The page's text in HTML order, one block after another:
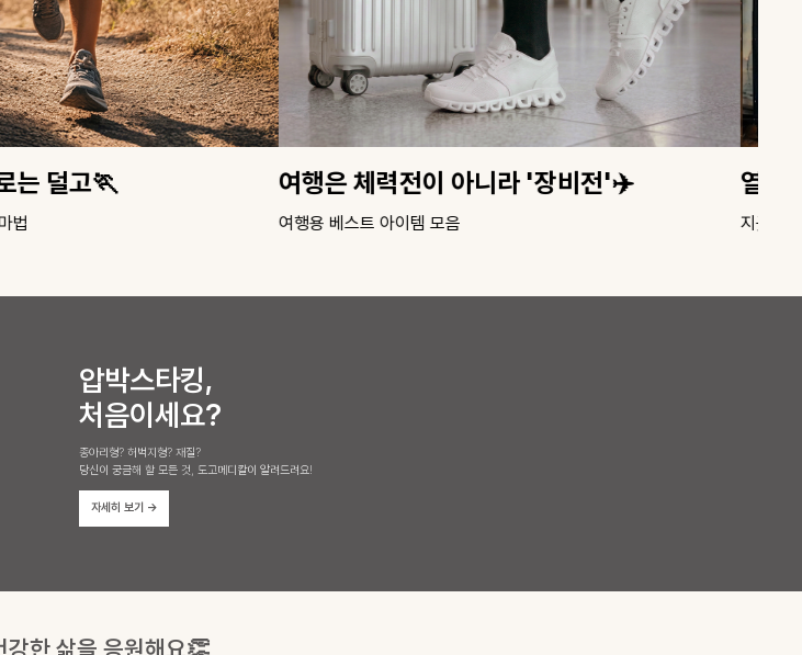
니라 '장비전'✈️ 열심히 일한 당신에게🤍
지긋지긋한 다리붓기
엄
당신
압박스타킹,
처음이세요?
종아리형? 허벅지형? 재질?
당신이 궁금해 할 모든 것, 도고메디칼이 알려드려요!
자세히 보기 →
강한 삶을 응원해요👏